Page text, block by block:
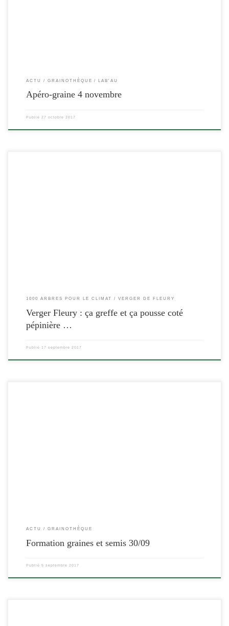
ACTU GRAINOTHÈQUE LAB'AU
Apéro-graine 4 novembre
Publié 27 octobre 2017
1000 ARBRES POUR LE CLIMAT VERGER DE FLEURY
Verger Fleury : ça greffe et ça pousse coté
pépinière …
Publié 17 septembre 2017
ACTU GRAINOTHÈQUE
Formation graines et semis 30/09
Publié 5 septembre 2017